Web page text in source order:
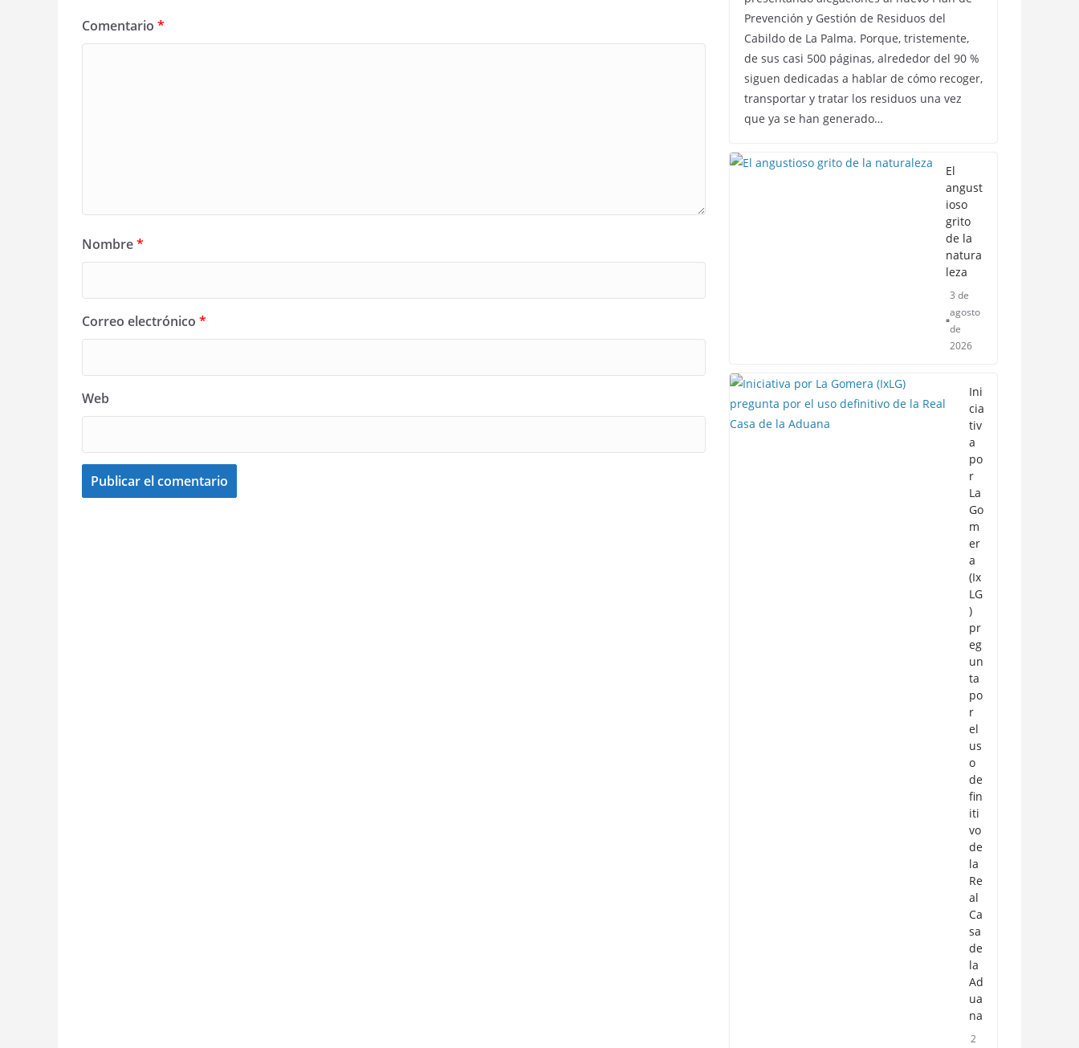
Comentario *
Nombre*
Correo electrónico *
Web
Prevención y Gestión de Residuos del
Cabildo de La Palma. Porque, tristemente,
de sus casi 500 páginas, alrededor del 90 %
siguen dedicadas a hablar de cómo recoger,
transportar y tratar los residuos una vez
que ya se han generado…
El
angust
ioso
grito
de la
natura
leza
3 de
agosto
de
2026
Ini
cia
tiv
a
po
r
La
Go
m
er
a
(Ix
LG
)
pr
eg
un
ta
po
r
el
us
o
de
fin
iti
vo
de
la
Re
al
Ca
sa
de
la
Ad
ua
na
2